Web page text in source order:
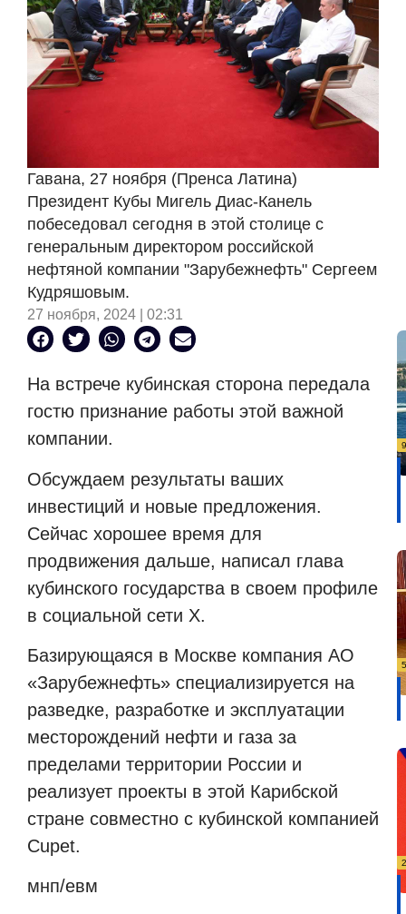
Гавана, 27 ноября (Пренса Латина)
Президент Кубы Мигель Диас-Канель
побеседовал сегодня в этой столице с
генеральным директором российской
нефтяной компании "Зарубежнефть" Сергеем
Кудряшовым.
27 ноября, 2024 | 02:31
На встрече кубинская сторона передала
гостю признание работы этой важной
компании.
Обсуждаем результаты ваших
инвестиций и новые предложения.
Сейчас хорошее время для
продвижения дальше, написал глава
кубинского государства в своем профиле
в социальной сети X.
Базирующаяся в Москве компания АО
«Зарубежнефть» специализируется на
разведке, разработке и эксплуатации
месторождений нефти и газа за
пределами территории России и
реализует проекты в этой Карибской
стране совместно с кубинской компанией
Cupet.
мнп/евм